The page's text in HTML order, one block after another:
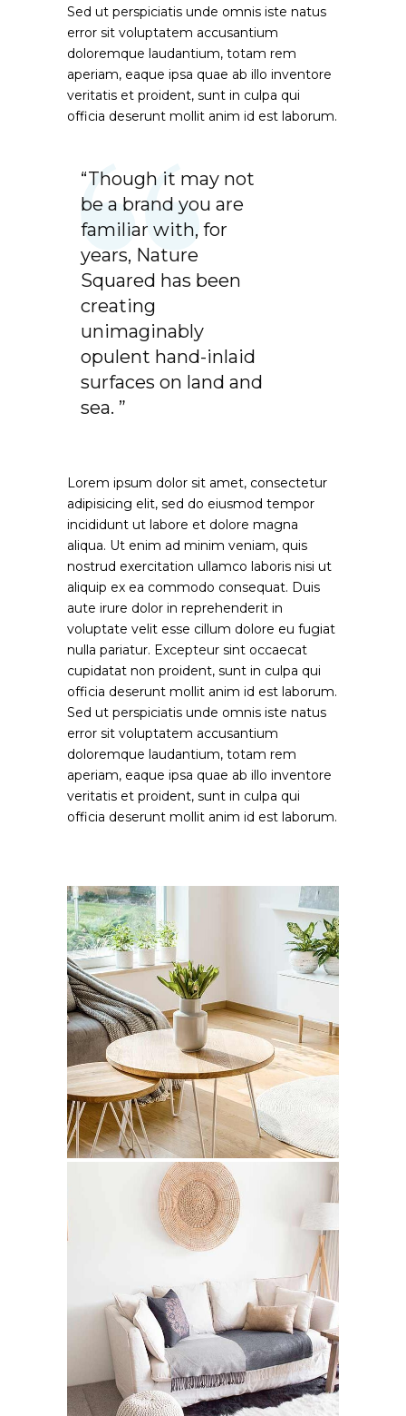
Sed ut perspiciatis unde omnis iste natus
error sit voluptatem accusantium
doloremque laudantium, totam rem
aperiam, eaque ipsa quae ab illo inventore
veritatis et proident, sunt in culpa qui
officia deserunt mollit anim id est laborum.
“Though it may not
be a brand you are
familiar with, for
years, Nature
Squared has been
creating
unimaginably
opulent hand-inlaid
surfaces on land and
sea. ”
Lorem ipsum dolor sit amet, consectetur
adipisicing elit, sed do eiusmod tempor
incididunt ut labore et dolore magna
aliqua. Ut enim ad minim veniam, quis
nostrud exercitation ullamco laboris nisi ut
aliquip ex ea commodo consequat. Duis
aute irure dolor in reprehenderit in
voluptate velit esse cillum dolore eu fugiat
nulla pariatur. Excepteur sint occaecat
cupidatat non proident, sunt in culpa qui
officia deserunt mollit anim id est laborum.
Sed ut perspiciatis unde omnis iste natus
error sit voluptatem accusantium
doloremque laudantium, totam rem
aperiam, eaque ipsa quae ab illo inventore
veritatis et proident, sunt in culpa qui
officia deserunt mollit anim id est laborum.